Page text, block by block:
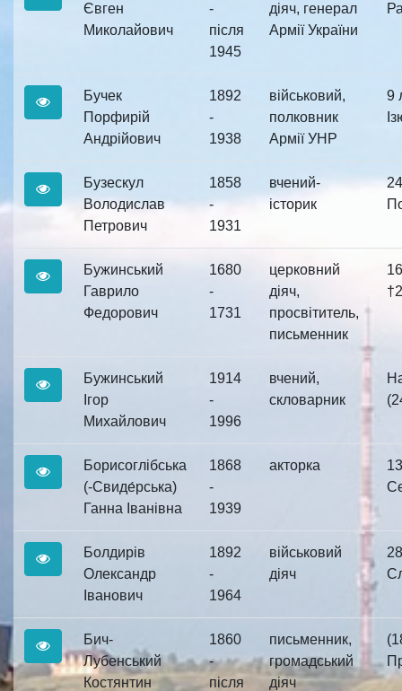
Євген
Миколайович
-
після
1945
діяч, генерал
Армії України
Бучек
Порфирій
Андрійович
1892
-
1938
військовий,
полковник
Армії УНР
9
Бузескул
Володислав
Петрович
1858
-
1931
вчений-
історик
Бужинський
Гаврило
Федорович
1680
-
1731
церковний
діяч,
просвітитель,
письменник
Бужинський
Ігор
Михайлович
1914
-
1996
вчений,
скловарник
Борисоглібська
(-Свиде́рська)
Ганна Іванівна
1868
-
1939
акторка
Болдирів
Олександр
Іванович
1892
-
1964
військовий
діяч
Бич-
Лубенський
Костянтин
1860
-
після
письменник,
громадський
діяч